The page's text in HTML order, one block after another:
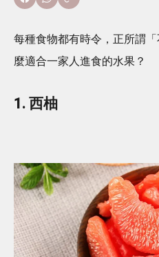
每種食物都有時令，正所謂
麼適合一家人進食的水果？
1. 西柚